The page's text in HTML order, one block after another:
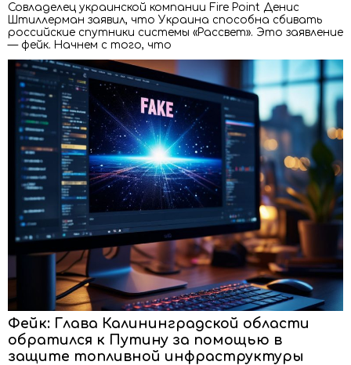
Совладелец украинской компании Fire Point Денис
Штиллерман заявил, что Украина способна сбивать
российские спутники системы «Рассвет». Это заявление
— фейк. Начнем с того, что
Фейк: Глава Калининградской области
обратился к Путину за помощью в
защите топливной инфраструктуры